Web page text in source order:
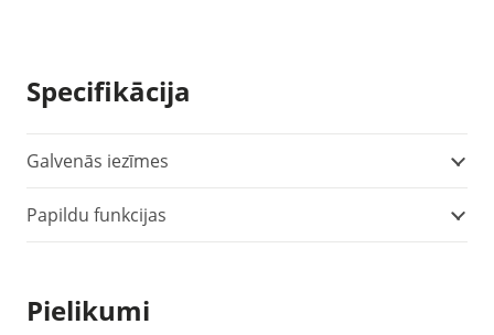
Specifikācija
Galvenās iezīmes
Papildu funkcijas
Pielikumi